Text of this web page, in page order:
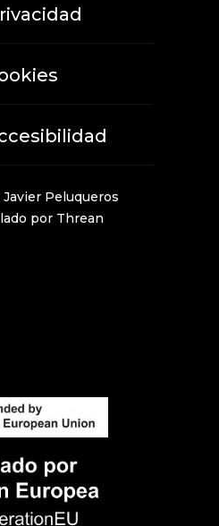
d
Peluqueros
por Threan